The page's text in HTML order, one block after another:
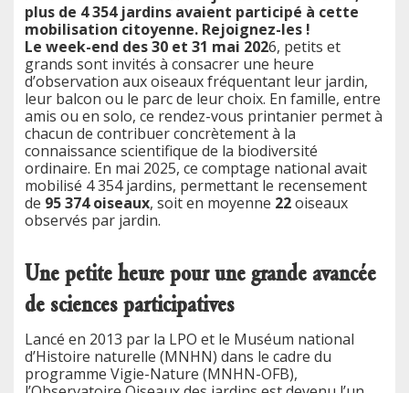
plus de 4 354 jardins avaient participé à cette
mobilisation citoyenne. Rejoignez-les !
Le week-end des 30 et 31 mai 2026, petits et
grands sont invités à consacrer une heure
d’observation aux oiseaux fréquentant leur jardin,
leur balcon ou le parc de leur choix. En famille, entre
amis ou en solo, ce rendez-vous printanier permet à
chacun de contribuer concrètement à la
connaissance scientifique de la biodiversité
ordinaire. En mai 2025, ce comptage national avait
mobilisé 4 354 jardins, permettant le recensement
de 95 374 oiseaux, soit en moyenne 22oiseaux
observés par jardin.
Une petite heure pour une grande avancée
de sciences participatives
Lancé en 2013 par la LPO et le Muséum national
d’Histoire naturelle (MNHN) dans le cadre du
programme Vigie-Nature (MNHN-OFB),